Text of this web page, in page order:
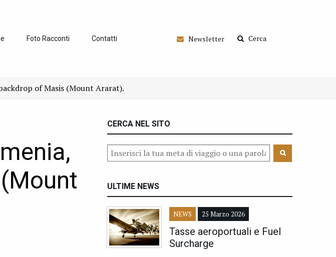
Foto Racconti Contatti Newsletter Cerca
of Masis (Mount Ararat).
CERCA NEL SITO
ULTIME NEWS
NEWS 25 Marzo 2026
Tasse aeroportuali e Fuel
Surcharge